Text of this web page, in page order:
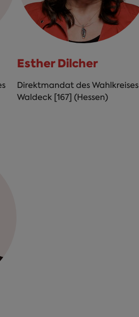
Esther Dilcher
Direktmandat des Wahlkreises
Waldeck [167] (Hessen)